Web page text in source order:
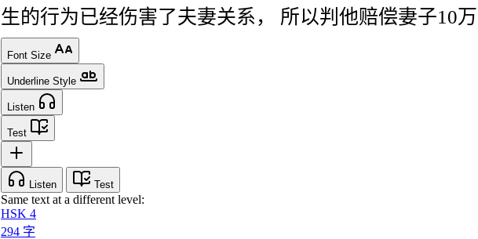
生的行为已经伤害了夫妻关系 ， 所以判 他赔偿妻子10万
Font Size
Underline Style
Listen
Test
Listen Test
Same text at a different level:
HSK 4
294 字